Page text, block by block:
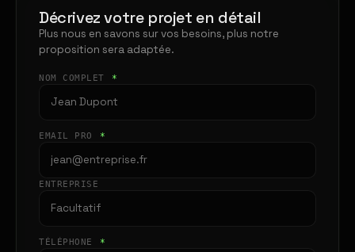
Décrivez votre projet en détail
Plus nous en savons sur vos besoins, plus notre
proposition sera adaptée.
NOM COMPLET *
EMAIL PRO *
ENTREPRISE
TÉLÉPHONE *